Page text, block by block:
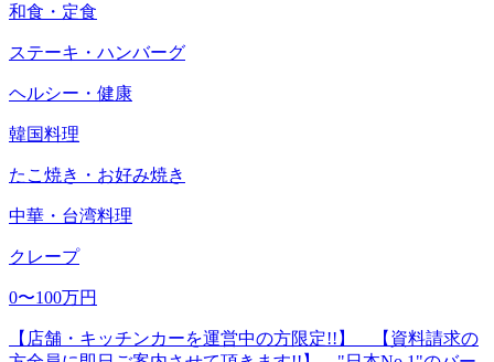
和食・定食
ステーキ・ハンバーグ
ヘルシー・健康
韓国料理
たこ焼き・お好み焼き
中華・台湾料理
クレープ
0〜100万円
【店舗・キッチンカーを運営中の方限定!!】 【資料請求の